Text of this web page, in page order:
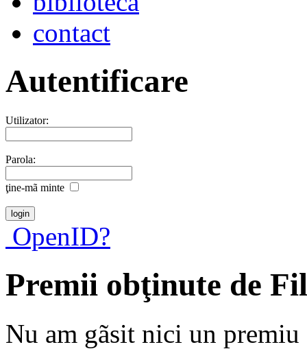
contact
Autentificare
Utilizator:
Parola:
ţine-mã minte
OpenID?
Premii obţinute de
Nu am gãsit nici un premiu